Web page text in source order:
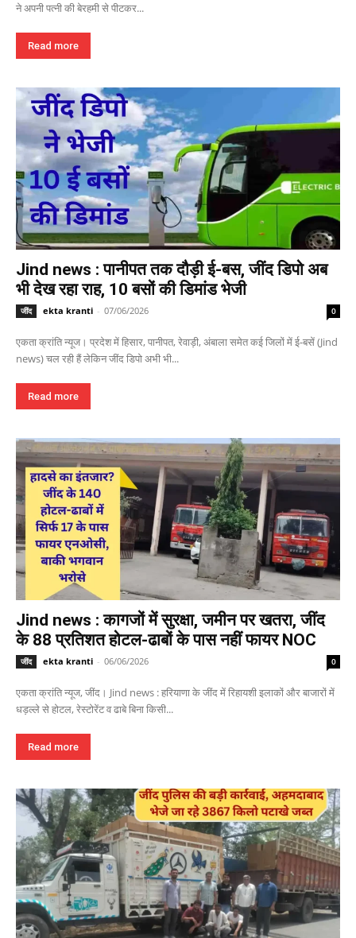
ने अपनी पत्नी की बेरहमी से पीटकर...
Read more
Jind news : पानीपत तक दौड़ी ई-बस, जींद डिपो अब
भी देख रहा राह, 10 बसों की डिमांड भेजी
जींद ekta kranti - 07/06/2026 0
एकता क्रांति न्यूज। प्रदेश में हिसार, पानीपत, रेवाड़ी, अंबाला समेत कई जिलों में ई-बसें (Jind
news) चल रही हैं लेकिन जींद डिपो अभी भी...
Read more
Jind news : कागजों में सुरक्षा, जमीन पर खतरा, जींद
के 88 प्रतिशत होटल-ढाबों के पास नहीं फायर NOC
जींद ekta kranti - 06/06/2026 0
एकता क्रांति न्यूज, जींद। Jind news : हरियाणा के जींद में रिहायशी इलाकों और बाजारों में
धड़ल्ले से होटल, रेस्टोरेंट व ढाबे बिना किसी...
Read more